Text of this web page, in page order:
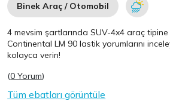
Binek Araç / Otomobil
4 mevsim şartlarında SUV-4x4 araç
Continental LM 90 lastik yorumlarını
kolayca verin!
(0 Yorum)
Tüm ebatları görüntüle